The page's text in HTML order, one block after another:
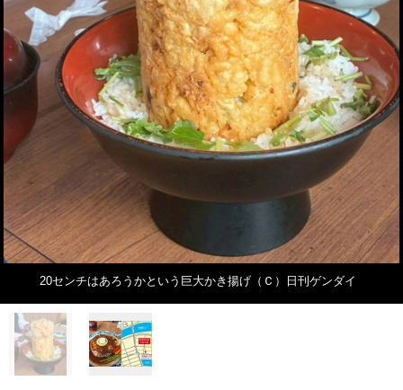
20センチはあろうかという巨大かき揚げ（Ｃ）日刊ゲンダイ